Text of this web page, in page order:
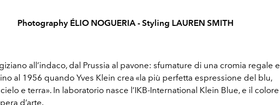
Photography ÉLIO NOGUERIA - Styling LAUREN SMITH
all’indaco, dal Prussia al pavone: sfumature di una cromia regale e
al 1956 quando Yves Klein crea «la più perfetta espressione del blu,
e terra». In laboratorio nasce l’IKB-International Klein Blue, e il colore
d’arte.